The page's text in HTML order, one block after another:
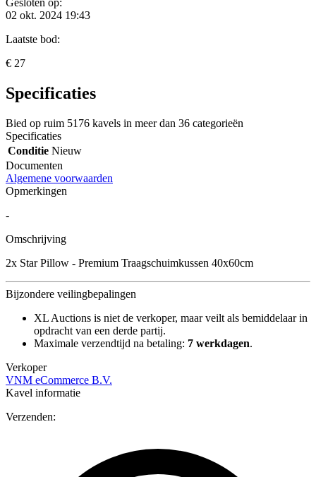
Gesloten op:
02 okt. 2024 19:43
Laatste bod:
€ 27
Specificaties
Bied op ruim 5176 kavels in meer dan 36 categorieën
Specificaties
Conditie Nieuw
Documenten
Algemene voorwaarden
Opmerkingen
-
Omschrijving
2x Star Pillow - Premium Traagschuimkussen 40x60cm
Bijzondere veilingbepalingen
XL Auctions is niet de verkoper, maar veilt als bemiddelaar in
opdracht van een derde partij.
Maximale verzendtijd na betaling: 7 werkdagen.
Verkoper
VNM eCommerce B.V.
Kavel informatie
Verzenden: